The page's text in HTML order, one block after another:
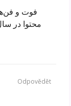
فوت و
محتوا در
Odpovědět